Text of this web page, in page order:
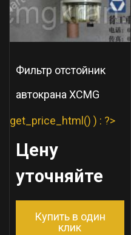
Фильтр отстойник
автокрана XCMG
get_price_html() ) : ?>
Цену
уточняйте
Купить в один
клик